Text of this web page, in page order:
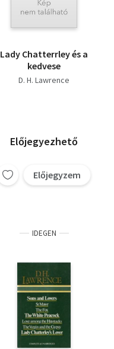
Lady Chatterrley és a
kedvese
D. H. Lawrence
Előjegyezhető
Előjegyzem
IDEGEN